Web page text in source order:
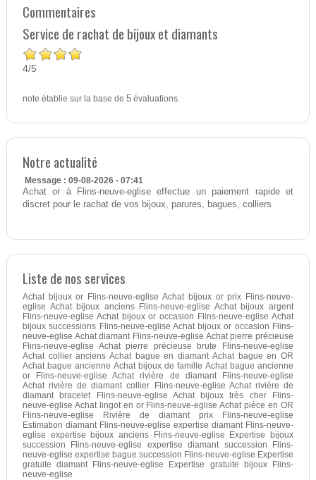
Commentaires
Service de rachat de bijoux et diamants
4/5
note établie sur la base de 5évaluations.
Notre actualité
Message : 09-08-2026 - 07:41
Achat or à Flins-neuve-eglise effectue un paiement rapide et
discret pour le rachat de vos bijoux, parures, bagues, colliers
Liste de nos services
Achat bijoux or Flins-neuve-eglise Achat bijoux or prix Flins-neuve-
eglise Achat bijoux anciens Flins-neuve-eglise Achat bijoux argent
Flins-neuve-eglise Achat bijoux or occasion Flins-neuve-eglise Achat
bijoux successions Flins-neuve-eglise Achat bijoux or occasion Flins-
neuve-eglise Achat diamant Flins-neuve-eglise Achat pierre précieuse
Flins-neuve-eglise Achat pierre précieuse brute Flins-neuve-eglise
Achat collier anciens Achat bague en diamant Achat bague en OR
Achat bague ancienne Achat bijoux de famille Achat bague ancienne
or Flins-neuve-eglise Achat rivière de diamant Flins-neuve-eglise
Achat rivière de diamant collier Flins-neuve-eglise Achat rivière de
diamant bracelet Flins-neuve-eglise Achat bijoux très cher Flins-
neuve-eglise Achat lingot en or Flins-neuve-eglise Achat pièce en OR
Flins-neuve-eglise Rivière de diamant prix Flins-neuve-eglise
Estimation diamant Flins-neuve-eglise expertise diamant Flins-neuve-
eglise expertise bijoux anciens Flins-neuve-eglise Expertise bijoux
succession Flins-neuve-eglise expertise diamant succession Flins-
neuve-eglise expertise bague succession Flins-neuve-eglise Expertise
gratuite diamant Flins-neuve-eglise Expertise gratuite bijoux Flins-
neuve-eglise